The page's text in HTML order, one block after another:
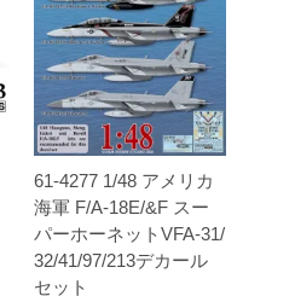
61-4277 1/48 アメリカ
海軍 F/A-18E/&F スー
パーホーネットVFA-31/
32/41/97/213デカール
セット